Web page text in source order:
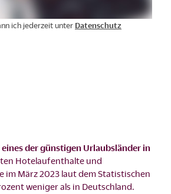
ich jederzeit unter Datenschutz
eines der günstigen Urlaubsländer in
Hotelaufenthalte und
im März 2023 laut dem Statistischen
weniger als in Deutschland.